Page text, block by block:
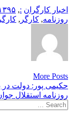
اخبار کارگران :
,
روزنامه, کارگر ,
More Posts
Post
navigation
حکیمی پور: دولت در
روزنامه استقلال جوان :
Search
for: